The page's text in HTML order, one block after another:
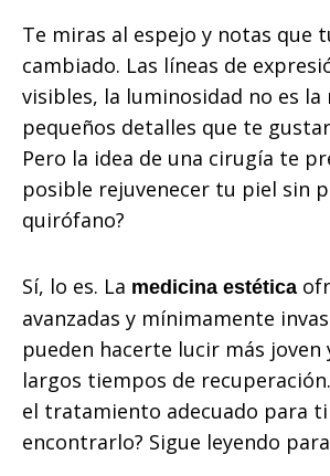
Te miras al espejo y notas que
cambiado. Las líneas de
visibles, la luminosidad no es la
pequeños detalles que te
Pero la idea de una cirugía te
posible rejuvenecer tu piel sin
quirófano?
Sí, lo es. La medicina estética
avanzadas y mínimamente
pueden hacerte lucir más joven
largos tiempos de
el tratamiento adecuado para ti
encontrarlo? Sigue leyendo